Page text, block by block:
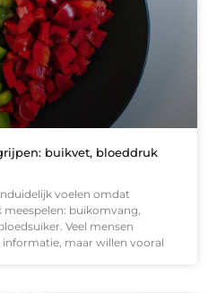
buikvet, bloeddruk
voelen omdat
buikomvang,
Veel mensen
informatie, maar willen vooral